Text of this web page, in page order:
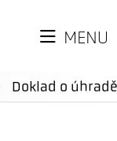
MENU
Doklad o